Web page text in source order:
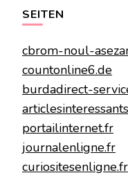
SEITEN
cbrom-noul-
countonline6.de
burdadirect-
portailinternet.fr
journalenligne.fr
curiositesenligne.fr